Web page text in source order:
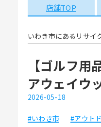
店舗TOP
いわき市にあるリサイ
【ゴルフ
アウェイウ
2026-05-18
#いわき市 #アウト